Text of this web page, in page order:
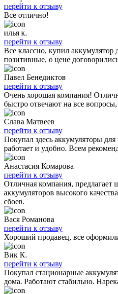
перейти к отзыву
Все отлично!
илья к.
перейти к отзыву
Все классно, купил аккумулятор
позитивные, о цене
Павел Бенедиктов
перейти к отзыву
Очень хорошая компания!
быстро отвечают на все
Слава Матвеев
перейти к отзыву
Покупал здесь аккумуляторы
работает и удобно. Всем
Анастасия Комарова
перейти к отзыву
Отличная компания, предлагает
аккумуляторов высокого
сбоев.
Вася Романова
перейти к отзыву
Хороший продавец, все
Вик К.
перейти к отзыву
Покупал стационарные
дома. Работают стабильно.